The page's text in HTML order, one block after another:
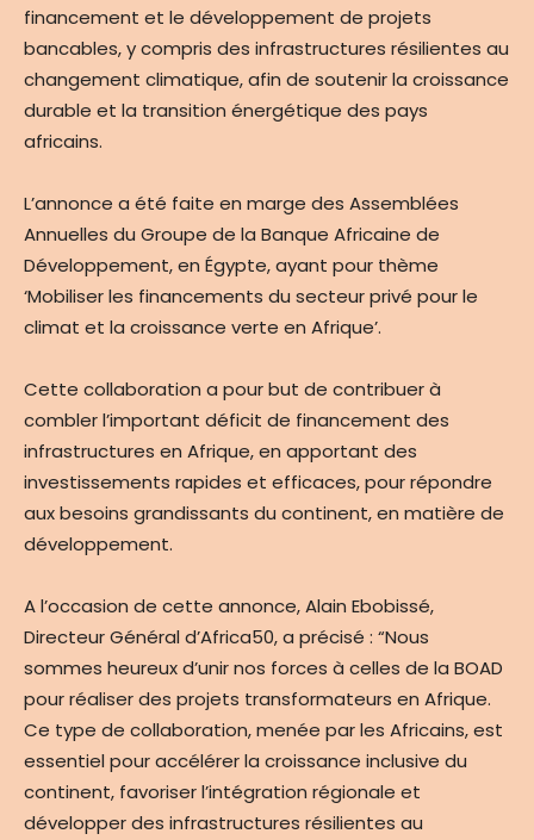
financement et le développement de projets
bancables, y compris des infrastructures résilientes au
changement climatique, afin de soutenir la croissance
durable et la transition énergétique des pays
africains.
L’annonce a été faite en marge des Assemblées
Annuelles du Groupe de la Banque Africaine de
Développement, en Égypte, ayant pour thème
‘Mobiliser les financements du secteur privé pour le
climat et la croissance verte en Afrique’.
Cette collaboration a pour but de contribuer à
combler l’important déficit de financement des
infrastructures en Afrique, en apportant des
investissements rapides et efficaces, pour répondre
aux besoins grandissants du continent, en matière de
développement.
A l’occasion de cette annonce, Alain Ebobissé,
Directeur Général d’Africa50, a précisé : “Nous
sommes heureux d’unir nos forces à celles de la BOAD
pour réaliser des projets transformateurs en Afrique.
Ce type de collaboration, menée par les Africains, est
essentiel pour accélérer la croissance inclusive du
continent, favoriser l’intégration régionale et
développer des infrastructures résilientes au